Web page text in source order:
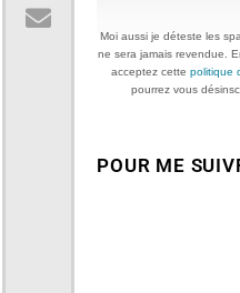
Moi aussi je déteste les
ne sera jamais revendue.
acceptez cette politique
pourrez vous
POUR ME